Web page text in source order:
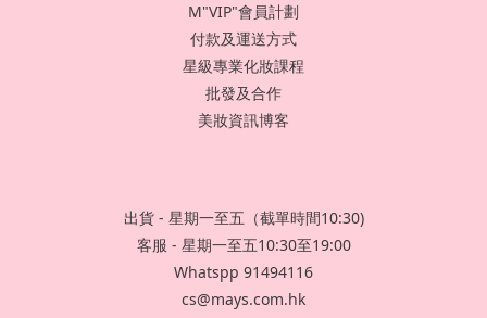
M"VIP"會員計劃
付款及運送方式
星級專業化妝課程
批發及合作
美妝資訊博客
出貨 - 星期一至五（截單時間10:30)
客服 - 星期一至五10:30至19:00
Whatspp 91494116
cs@mays.com.hk